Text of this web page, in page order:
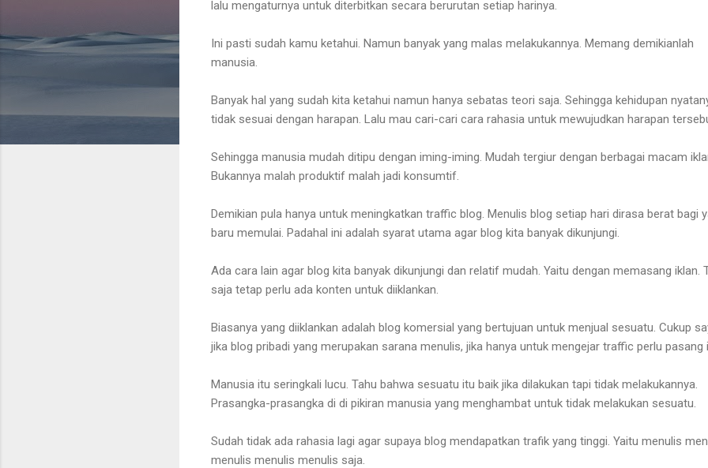
lalu mengaturnya untuk diterbitkan secara berurutan setiap harinya.
Ini pasti sudah kamu ketahui. Namun banyak yang malas melakukannya. Memang demikianlah
manusia.
Banyak hal yang sudah kita ketahui namun hanya sebatas teori saja. Sehingga kehidupan
tidak sesuai dengan harapan. Lalu mau cari-cari cara rahasia untuk mewujudkan harapan
Sehingga manusia mudah ditipu dengan iming-iming. Mudah tergiur dengan berbagai macam
Bukannya malah produktif malah jadi konsumtif.
Demikian pula hanya untuk meningkatkan traffic blog. Menulis blog setiap hari dirasa berat bagi
baru memulai. Padahal ini adalah syarat utama agar blog kita banyak dikunjungi.
Ada cara lain agar blog kita banyak dikunjungi dan relatif mudah. Yaitu dengan memasang iklan.
saja tetap perlu ada konten untuk diiklankan.
Biasanya yang diiklankan adalah blog komersial yang bertujuan untuk menjual sesuatu. Cukup
jika blog pribadi yang merupakan sarana menulis, jika hanya untuk mengejar traffic perlu pasang
Manusia itu seringkali lucu. Tahu bahwa sesuatu itu baik jika dilakukan tapi tidak melakukannya.
Prasangka-prasangka di di pikiran manusia yang menghambat untuk tidak melakukan sesuatu.
Sudah tidak ada rahasia lagi agar supaya blog mendapatkan trafik yang tinggi. Yaitu menulis
menulis menulis menulis saja.